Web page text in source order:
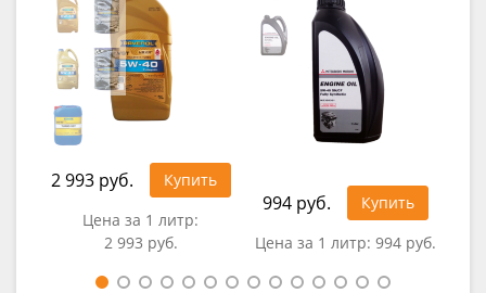
2 993 руб.
Купить
Цена за 1 литр:
2 993 руб.
994 руб.
Купить
Цена за 1 литр: 994 руб.